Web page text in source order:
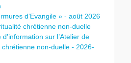
d’Evangile » - août 2026
chrétienne non-duelle
d’information sur l’Atelier de
chrétienne non-duelle - 2026-